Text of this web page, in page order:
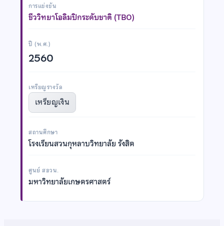
การแข่งขัน
ชีววิทยาโอลิมปิกระดับชาติ (TBO)
ปี (พ.ศ.)
2560
เหรียญรางวัล
เหรียญเงิน
สถานศึกษา
โรงเรียนสวนกุหลาบวิทยาลัย รังสิต
ศูนย์ สอวน.
มหาวิทยาลัยเกษตรศาสตร์